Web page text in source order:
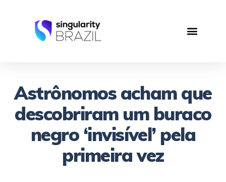
Astrônomos acham que
descobriram um buraco
negro ‘invisível’ pela
primeira vez